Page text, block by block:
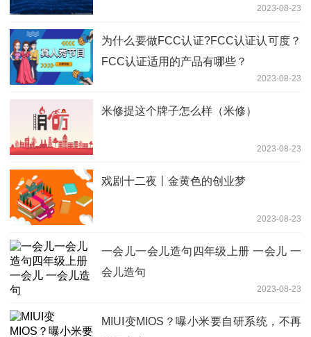
2023-08-23
为什么要做FCC认证?FCC认证认可度？
FCC认证适用的产品有哪些？
2023-08-23
米修提这个牌子怎么样（米修）
2023-08-23
戏剧十二夜丨金黄色的创业梦
2023-08-23
一会儿一会儿造句四年级上册 一会儿 一
会儿造句
2023-08-23
MIUI变MIOS？曝小米要自研系统，不再